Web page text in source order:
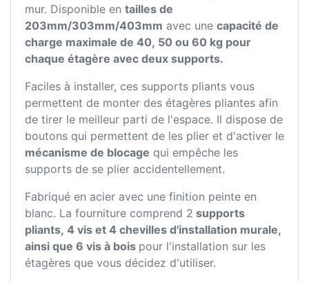
mur. Disponible en tailles de
203mm/303mm/403mm avec une capacité de
charge maximale de 40, 50 ou 60 kg pour
chaque étagère avec deux supports.
Faciles à installer, ces supports pliants vous
permettent de monter des étagères pliantes afin
de tirer le meilleur parti de l'espace. Il dispose de
boutons qui permettent de les plier et d'activer le
mécanisme de blocage qui empêche les
supports de se plier accidentellement.
Fabriqué en acier avec une finition peinte en
blanc. La fourniture comprend 2 supports
pliants, 4 vis et 4 chevilles d'installation murale,
ainsi que 6 vis à bois pour l'installation sur les
étagères que vous décidez d'utiliser.